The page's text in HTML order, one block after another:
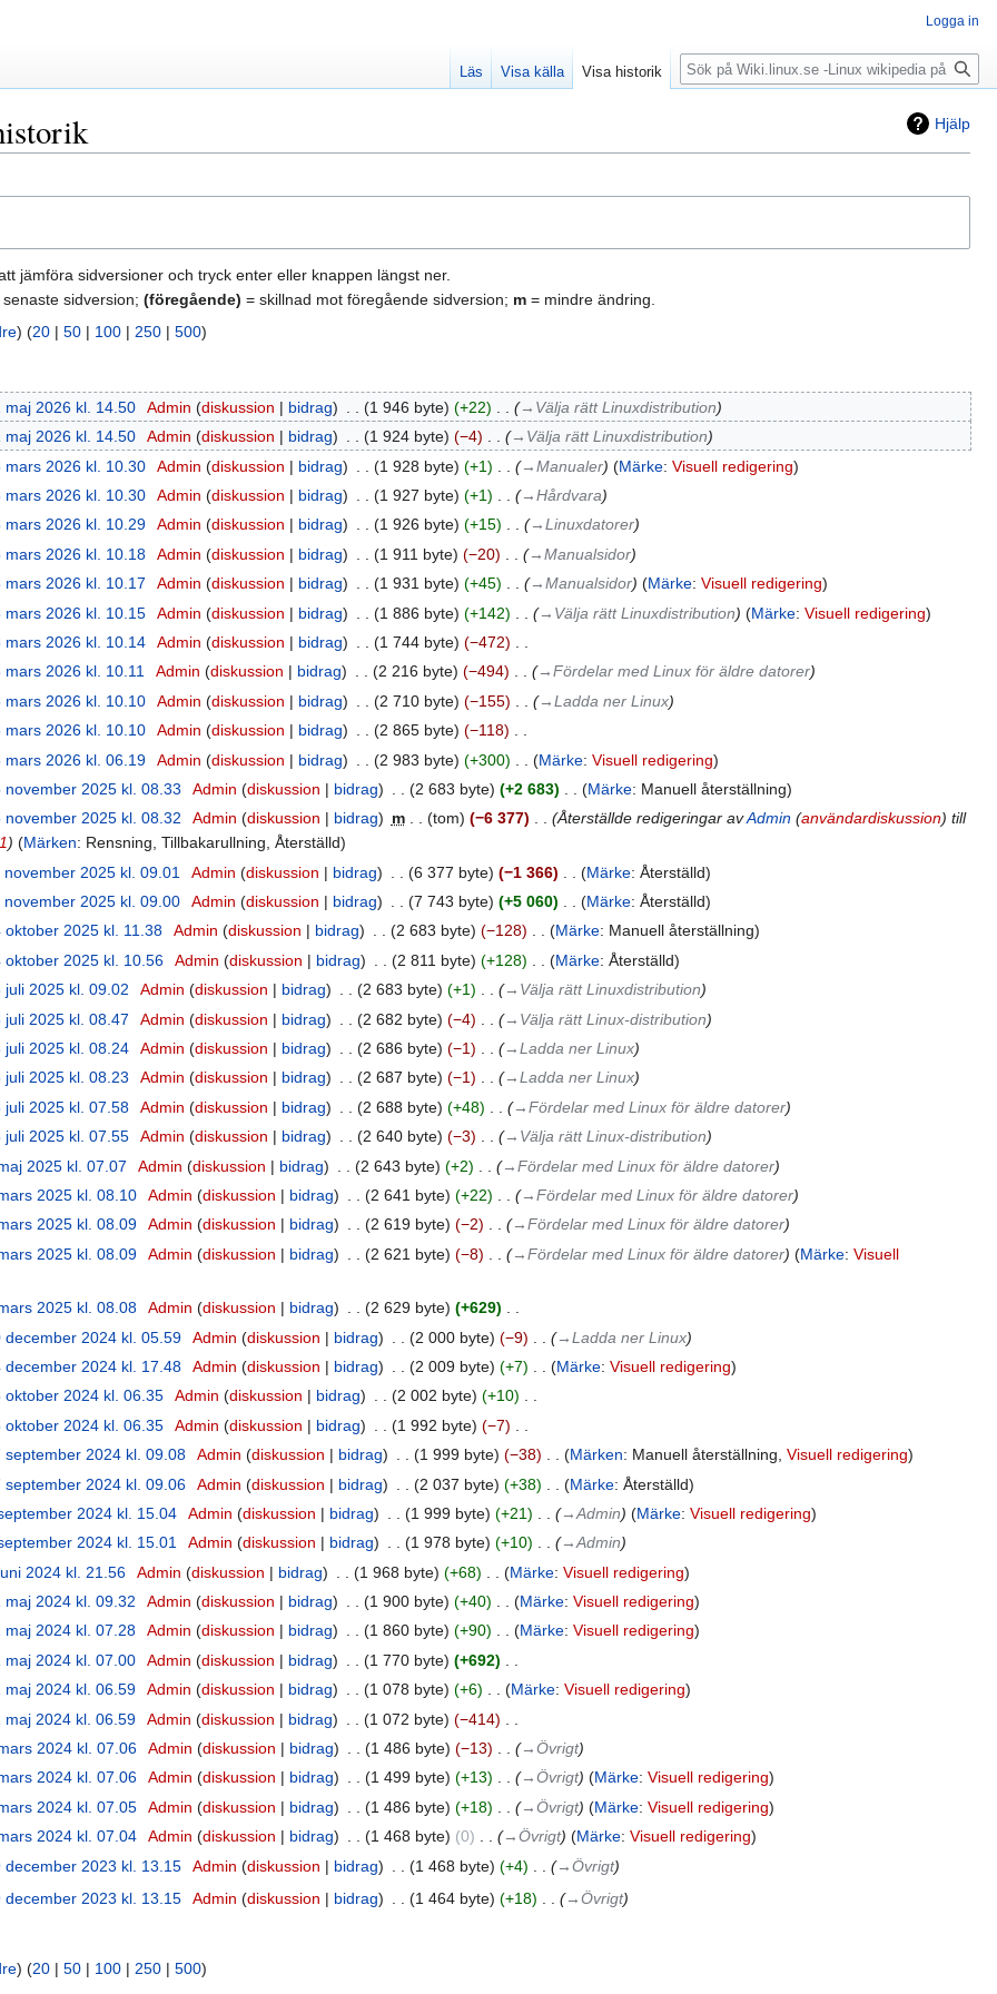
Hjälp
jämföra sidversioner och tryck enter eller knappen längst ner.
sidversion; (föregående) = skillnad mot föregående sidversion; m = mindre ändring.
) (20 | 50 | 100 | 250 | 500)
maj 2026 kl. 14.50 Admin diskussion bidrag 1 946 byte +22
→‎Välja rätt Linuxdistribution
maj 2026 kl. 14.50 Admin diskussion bidrag 1 924 byte −4
→‎Välja rätt Linuxdistribution
mars 2026 kl. 10.30 Admin diskussion bidrag 1 928 byte +1 →‎Manualer Märke: Visuell redigering
mars 2026 kl. 10.30 Admin diskussion bidrag 1 927 byte +1
→‎Hårdvara
mars 2026 kl. 10.29 Admin diskussion bidrag 1 926 byte +15
→‎Linuxdatorer
mars 2026 kl. 10.18 Admin diskussion bidrag 1 911 byte −20
→‎Manualsidor
mars 2026 kl. 10.17 Admin diskussion bidrag 1 931 byte +45 →‎Manualsidor Märke: Visuell redigering
mars 2026 kl. 10.15 Admin diskussion bidrag 1 886 byte +142 →‎Välja rätt Linuxdistribution Märke: Visuell redigering
mars 2026 kl. 10.14 Admin diskussion bidrag 1 744 byte −472
mars 2026 kl. 10.11 Admin diskussion bidrag 2 216 byte −494
→‎Fördelar med Linux för äldre datorer
mars 2026 kl. 10.10 Admin diskussion bidrag 2 710 byte −155
→‎Ladda ner Linux
mars 2026 kl. 10.10 Admin diskussion bidrag 2 865 byte −118
mars 2026 kl. 06.19 Admin diskussion bidrag 2 983 byte +300 Märke: Visuell redigering
november 2025 kl. 08.33 Admin diskussion bidrag 2 683 byte +2 683 Märke: Manuell återställning
november 2025 kl. 08.32 Admin diskussion bidrag m tom −6 377 Återställde redigeringar avAdmin(användardiskussion) till
Märken: Rensning Tillbakarullning Återställd
november 2025 kl. 09.01 Admin diskussion bidrag 6 377 byte −1 366 Märke: Återställd
november 2025 kl. 09.00 Admin diskussion bidrag 7 743 byte +5 060 Märke: Återställd
oktober 2025 kl. 11.38 Admin diskussion bidrag 2 683 byte −128 Märke: Manuell återställning
oktober 2025 kl. 10.56 Admin diskussion bidrag 2 811 byte +128 Märke: Återställd
juli 2025 kl. 09.02 Admin diskussion bidrag 2 683 byte +1
→‎Välja rätt Linuxdistribution
juli 2025 kl. 08.47 Admin diskussion bidrag 2 682 byte −4
→‎Välja rätt Linux-distribution
juli 2025 kl. 08.24 Admin diskussion bidrag 2 686 byte −1
→‎Ladda ner Linux
juli 2025 kl. 08.23 Admin diskussion bidrag 2 687 byte −1
→‎Ladda ner Linux
juli 2025 kl. 07.58 Admin diskussion bidrag 2 688 byte +48
→‎Fördelar med Linux för äldre datorer
juli 2025 kl. 07.55 Admin diskussion bidrag 2 640 byte −3
→‎Välja rätt Linux-distribution
2025 kl. 07.07 Admin diskussion bidrag 2 643 byte +2
→‎Fördelar med Linux för äldre datorer
2025 kl. 08.10 Admin diskussion bidrag 2 641 byte +22
→‎Fördelar med Linux för äldre datorer
2025 kl. 08.09 Admin diskussion bidrag 2 619 byte −2
→‎Fördelar med Linux för äldre datorer
2025 kl. 08.09 Admin diskussion bidrag 2 621 byte −8 →‎Fördelar med Linux för äldre datorer Märke: Visuell
2025 kl. 08.08 Admin diskussion bidrag 2 629 byte +629
december 2024 kl. 05.59 Admin diskussion bidrag 2 000 byte −9
→‎Ladda ner Linux
december 2024 kl. 17.48 Admin diskussion bidrag 2 009 byte +7 Märke: Visuell redigering
oktober 2024 kl. 06.35 Admin diskussion bidrag 2 002 byte +10
oktober 2024 kl. 06.35 Admin diskussion bidrag 1 992 byte −7
september 2024 kl. 09.08 Admin diskussion bidrag 1 999 byte −38 Märken: Manuell återställning Visuell redigering
september 2024 kl. 09.06 Admin diskussion bidrag 2 037 byte +38 Märke: Återställd
2024 kl. 15.04 Admin diskussion bidrag 1 999 byte +21 →‎Admin Märke: Visuell redigering
2024 kl. 15.01 Admin diskussion bidrag 1 978 byte +10
→‎Admin
2024 kl. 21.56 Admin diskussion bidrag 1 968 byte +68 Märke: Visuell redigering
maj 2024 kl. 09.32 Admin diskussion bidrag 1 900 byte +40 Märke: Visuell redigering
maj 2024 kl. 07.28 Admin diskussion bidrag 1 860 byte +90 Märke: Visuell redigering
maj 2024 kl. 07.00 Admin diskussion bidrag 1 770 byte +692
maj 2024 kl. 06.59 Admin diskussion bidrag 1 078 byte +6 Märke: Visuell redigering
maj 2024 kl. 06.59 Admin diskussion bidrag 1 072 byte −414
2024 kl. 07.06 Admin diskussion bidrag 1 486 byte −13
→‎Övrigt
2024 kl. 07.06 Admin diskussion bidrag 1 499 byte +13 →‎Övrigt Märke: Visuell redigering
2024 kl. 07.05 Admin diskussion bidrag 1 486 byte +18 →‎Övrigt Märke: Visuell redigering
2024 kl. 07.04 Admin diskussion bidrag 1 468 byte 0 →‎Övrigt Märke: Visuell redigering
december 2023 kl. 13.15 Admin diskussion bidrag 1 468 byte +4
→‎Övrigt
december 2023 kl. 13.15 Admin diskussion bidrag 1 464 byte +18 →‎Övrigt
) (20 | 50 | 100 | 250 | 500)
Logga in
Läs Visa källa Visa historik Sök